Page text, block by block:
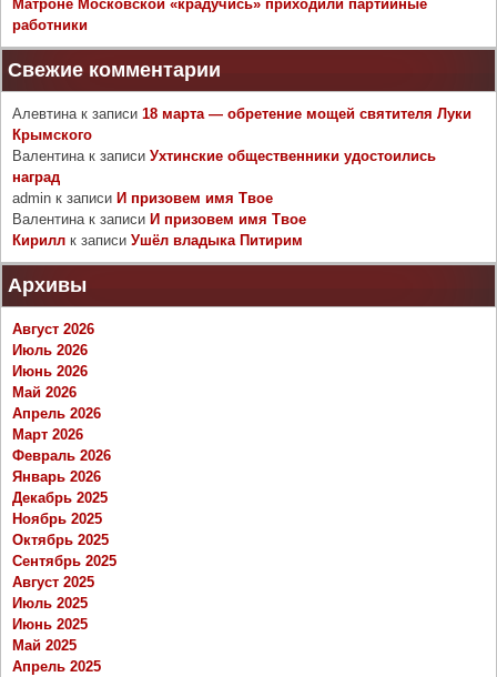
Матроне Московской «крадучись» приходили партийные
работники
Свежие комментарии
Алевтинак записи 18 марта — обретение мощей святителя Луки
Крымского
Валентинак записи Ухтинские общественники удостоились
наград
admin к записи И призовем имя Твое
Валентинак записи И призовем имя Твое
Кирилл к записи Ушёл владыка Питирим
Архивы
Август 2026
Июль 2026
Июнь 2026
Май 2026
Апрель 2026
Март 2026
Февраль 2026
Январь 2026
Декабрь 2025
Ноябрь 2025
Октябрь 2025
Сентябрь 2025
Август 2025
Июль 2025
Июнь 2025
Май 2025
Апрель 2025